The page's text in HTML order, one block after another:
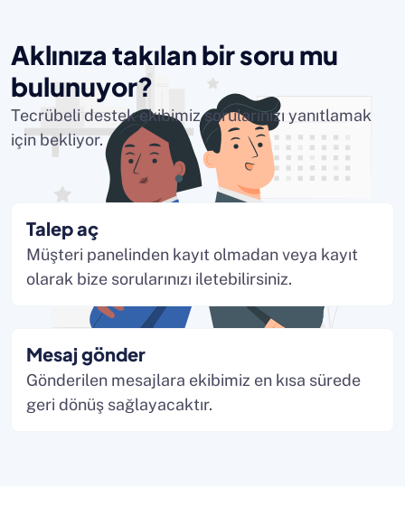
Aklınıza takılan bir soru mu
bulunuyor?
Tecrübeli destek ekibimiz sorularınızı yanıtlamak
için bekliyor.
Talep aç
Müşteri panelinden kayıt olmadan veya kayıt
olarak bize sorularınızı iletebilirsiniz.
Mesaj gönder
Gönderilen mesajlara ekibimiz en kısa sürede
geri dönüş sağlayacaktır.